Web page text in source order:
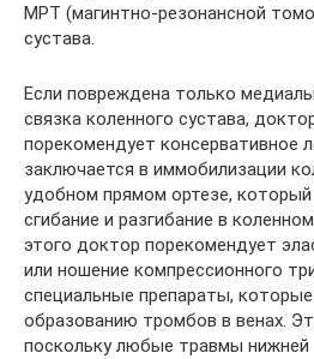
МРТ (магинтно-резонансной
сустава.
Если повреждена только
связка коленного сустава,
порекомендует консервативное
заключается в иммобилизации
удобном прямом ортезе,
сгибание и разгибание в
этого доктор порекомендует
или ношение компрессионного
специальные препараты,
образованию тромбов в венах.
поскольку любые травмы нижней